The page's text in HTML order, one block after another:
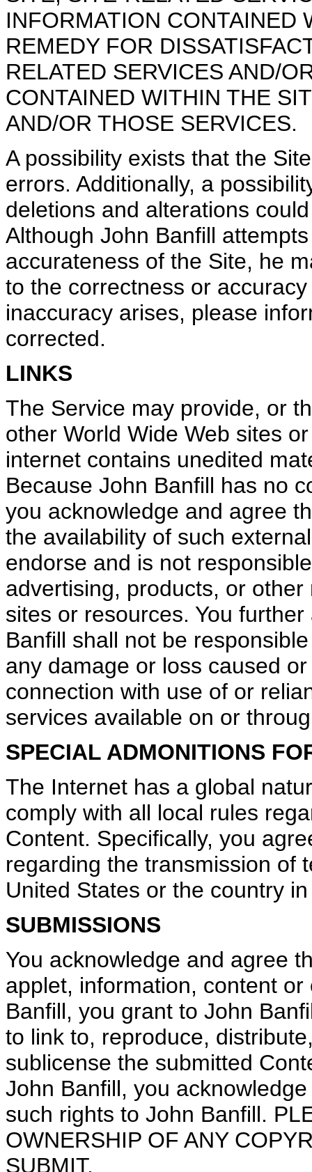
INFORMATION CONTAINED
REMEDY FOR
RELATED SERVICES AND/
CONTAINED WITHIN THE
AND/OR THOSE SERVICES.
A possibility exists that the
errors. Additionally, a
deletions and alterations
Although John Banfill
accurateness of the Site, he
to the correctness or
inaccuracy arises, please
corrected.
LINKS
The Service may provide, or
other World Wide Web sites
internet contains unedited
Because John Banfill has no
you acknowledge and agree
the availability of such
endorse and is not
advertising, products, or
sites or resources. You
Banfill shall not be
any damage or loss caused
connection with use of or
services available on or
SPECIAL ADMONITIONS
The Internet has a global
comply with all local rules
Content. Specifically, you
regarding the transmission of
United States or the country
SUBMISSIONS
You acknowledge and agree
applet, information, content
Banfill, you grant to John
to link to, reproduce,
sublicense the submitted
John Banfill, you
such rights to John Banfill.
OWNERSHIP OF ANY
SUBMIT.